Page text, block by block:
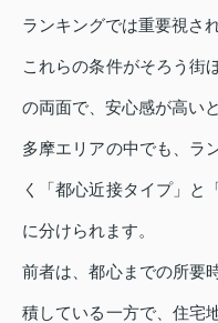
ランキングでは重要視さ
これらの条件がそろう街
の両面で、安心感が高い
多摩エリアの中でも、ラ
く「都心近接タイプ」と
に分けられます。
前者は、都心までの所要
積している一方で、住宅